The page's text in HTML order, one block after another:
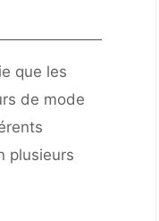
que les
de mode
plusieurs